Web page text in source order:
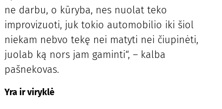
ne darbu, o kūryba, nes nuolat teko
improvizuoti, juk tokio automobilio iki šiol
niekam nebvo tekę nei matyti nei čiupinėti,
juolab ką nors jam gaminti“, – kalba
pašnekovas.
Yra ir viryklė